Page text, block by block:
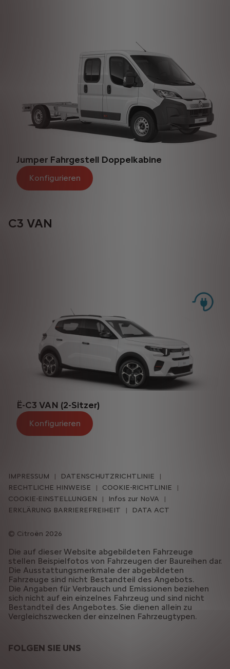
Jumper Fahrgestell Doppelkabine
Konfigurieren
C3 VAN
Ë-C3 VAN (2-Sitzer)
Konfigurieren
FOLGEN SIE UNS
Citroën 2026
IMPRESSUM
DATENSCHUTZRICHTLINIE
RECHTLICHE HINWEISE
COOKIE-RICHTLINIE
COOKIE-EINSTELLUNGEN
Infos zur NoVA
ERKLÄRUNG BARRIEREFREIHEIT
DATA ACT
Die auf dieser Website abgebildeten Fahrzeuge
stellen Beispielfotos von Fahrzeugen der Baureihen dar.
Die Ausstattungsmerkmale der abgebildeten
Fahrzeuge sind nicht Bestandteil des Angebots.
Die Angaben für Verbrauch und Emissionen beziehen
sich nicht auf ein einzelnes Fahrzeug und sind nicht
Bestandteil des Angebotes. Sie dienen allein zu
Vergleichszwecken der einzelnen Fahrzeugtypen.